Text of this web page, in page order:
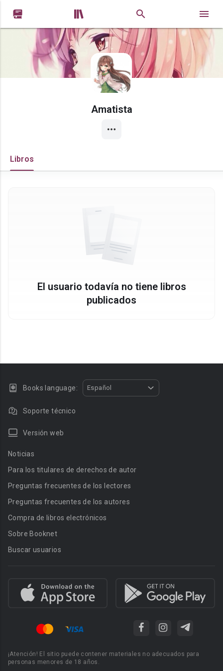
 
Amatista
Libros
El usuario todavía no tiene libros
publicados
Books language: Español
Soporte técnico
Versión web
Noticias
Para los titulares de derechos de autor
Preguntas frecuentes de los lectores
Preguntas frecuentes de los autores
Compra de libros electrónicos
Sobre Booknet
Buscar usuarios
¡Atención! El sitio puede contener materiales no adecuados para
personas menores de 18 años.